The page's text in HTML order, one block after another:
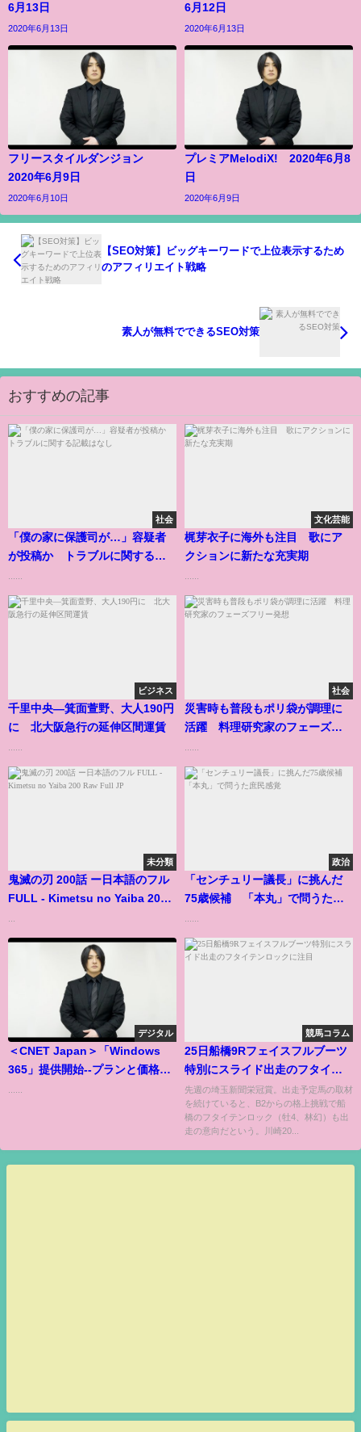
6月13日
2020年6月13日
6月12日
2020年6月13日
フリースタイルダンジョン
2020年6月9日
2020年6月10日
プレミアMelodiX! 2020年6月8
日
2020年6月9日
【SEO対策】ビッグキーワードで上位表示するため
のアフィリエイト戦略
素人が無料でできるSEO対策
おすすめの記事
社会
「僕の家に保護司が…」容疑者
が投稿か トラブルに関する記
文化芸能
梶芽衣子に海外も注目 歌にア
クションに新たな充実期
ビジネス
千里中央―箕面萱野、大人190円
に 北大阪急行の延伸区間運賃
社会
災害時も普段もポリ袋が調理に
活躍 料理研究家のフェーズフ
未分類
鬼滅の刃 200話 ー日本語のフル
FULL - Kimetsu no Yaiba 200
政治
「センチュリー議長」に挑んだ
75歳候補 「本丸」で問うた庶
デジタル
＜CNET Japan＞「Windows
365」提供開始--プランと価格が
競馬コラム
25日船橋9Rフェイスフルブーツ
特別にスライド出走のフタイテ
ンロックに注目
先週の埼玉新聞栄冠賞。出走予定馬の取材
を続けていると、B2からの格上挑戦で船
橋のフタイテンロック（牡4、林幻）も出
走の意向だという。川崎20...